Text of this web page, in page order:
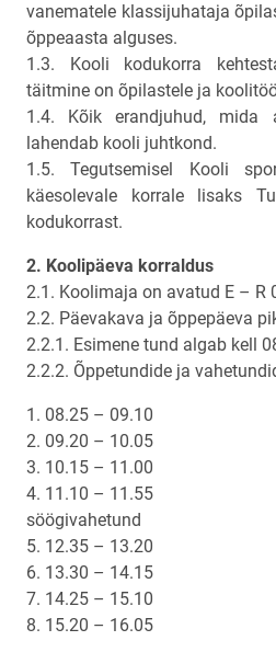
vanematele klassijuhataja
õppeaasta alguses.
1.3. Kooli kodukorra
täitmine on õpilastele ja
1.4. Kõik erandjuhud, mida
lahendab kooli juhtkond.
1.5. Tegutsemisel Kooli
käesolevale korrale lisaks
kodukorrast.
2. Koolipäeva korraldus
2.1. Koolimaja on avatud E – R
2.2. Päevakava ja õppepäeva
2.2.1. Esimene tund algab kell
2.2.2. Õppetundide ja
1. 08.25 – 09.10
2. 09.20 – 10.05
3. 10.15 – 11.00
4. 11.10 – 11.55
söögivahetund
5. 12.35 – 13.20
6. 13.30 – 14.15
7. 14.25 – 15.10
8. 15.20 – 16.05